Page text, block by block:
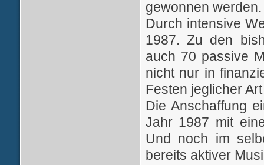
gewonnen werden.
Durch intensive
1987. Zu den
auch 70 passive
nicht nur in
Festen jeglicher
Die Anschaffung
Jahr 1987 mit
Und noch im
bereits aktiver